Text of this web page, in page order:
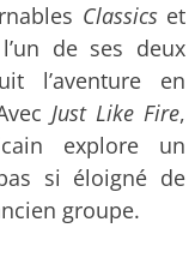
Classicset
de ses deux
l’aventure en
Just Like Fire,
explore un
si éloigné de
groupe.